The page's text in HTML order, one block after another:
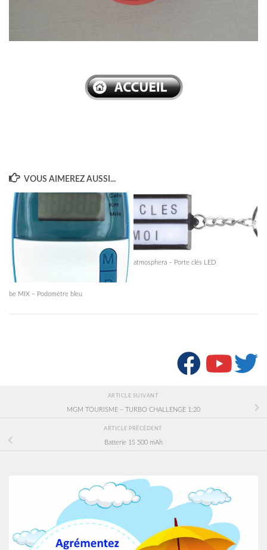
VOUS AIMEREZ AUSSI...
be MIX – Podomètre bleu
atmosphera – Porte clés LED
ARTICLE SUIVANT
MGM TOURISME – TURBO CHALLENGE 1:20
ARTICLE PRÉCÉDENT
Batterie 1S 500 mAh